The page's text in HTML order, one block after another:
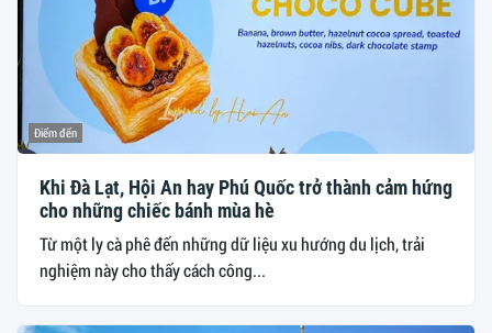
Điểm đến
Khi Đà Lạt, Hội An hay Phú Quốc trở thành cảm hứng
cho những chiếc bánh mùa hè
Từ một ly cà phê đến những dữ liệu xu hướng du lịch, trải
nghiệm này cho thấy cách công...